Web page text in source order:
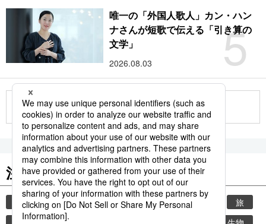
5
唯一の「外国人歌人」カン・ハン
ナさんが短歌で伝える「引き算の
文学」
2026.08.03
もっと見る
注目のキーワード
共同通信ニュース 時事通信ニュース 観光
旅